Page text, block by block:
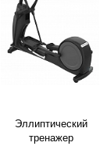
Эллиптический
тренажер